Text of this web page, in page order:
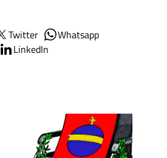
Twitter
Whatsapp
LinkedIn